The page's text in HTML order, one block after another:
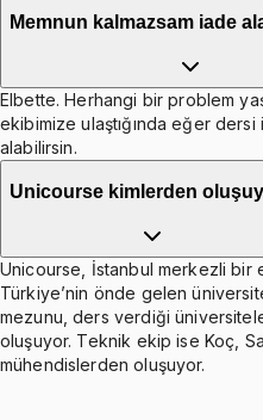
Memnun kalmazsam iade
Elbette. Herhangi bir problem
ekibimize ulaştığında eğer
alabilirsin.
Unicourse kimlerden
Unicourse, İstanbul merkezli bir
Türkiye’nin önde gelen
mezunu, ders verdiği
oluşuyor. Teknik ekip ise Koç,
mühendislerden oluşuyor.